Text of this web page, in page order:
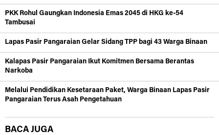
PKK Rohul Gaungkan Indonesia Emas 2045 di HKG ke-54
Tambusai
Lapas Pasir Pangaraian Gelar Sidang TPP bagi 43 Warga Binaan
Kalapas Pasir Pangaraian Ikut Komitmen Bersama Berantas
Narkoba
Melalui Pendidikan Kesetaraan Paket, Warga Binaan Lapas Pasir
Pangaraian Terus Asah Pengetahuan
BACA JUGA